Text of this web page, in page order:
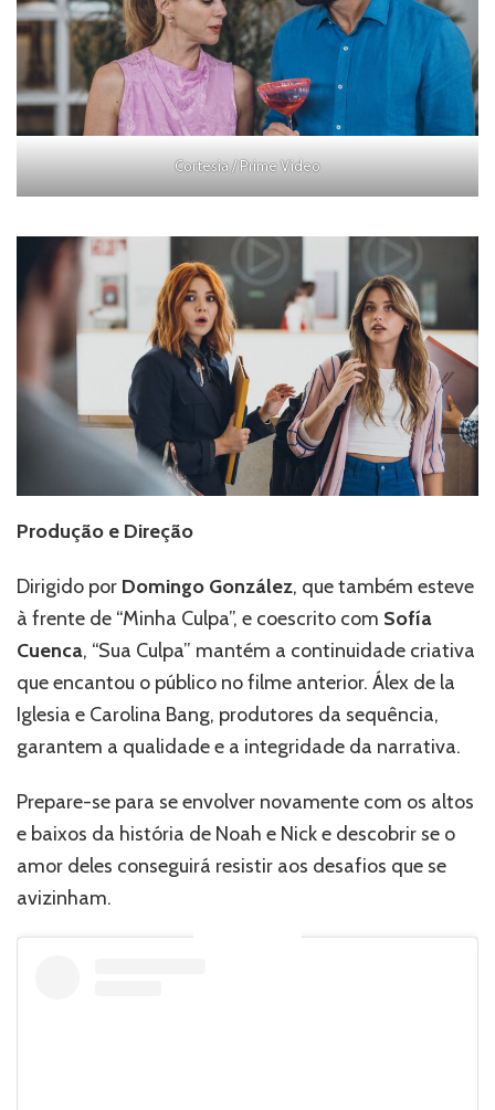
Cortesia / Prime Video
Produção e Direção
Dirigido por Domingo González, que também esteve
à frente de “Minha Culpa”, e coescrito com Sofía
Cuenca, “Sua Culpa” mantém a continuidade criativa
que encantou o público no filme anterior. Álex de la
Iglesia e Carolina Bang, produtores da sequência,
garantem a qualidade e a integridade da narrativa.
Prepare-se para se envolver novamente com os altos
e baixos da história de Noah e Nick e descobrir se o
amor deles conseguirá resistir aos desafios que se
avizinham.